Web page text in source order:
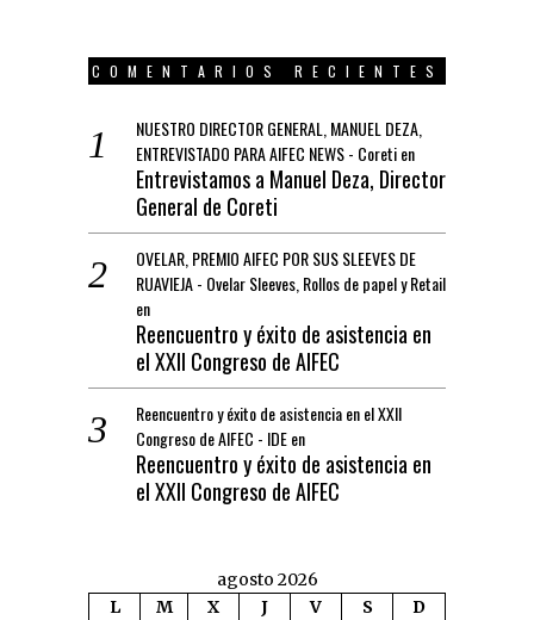
COMENTARIOS RECIENTES
NUESTRO DIRECTOR GENERAL, MANUEL DEZA,
ENTREVISTADO PARA AIFEC NEWS - Coretien
Entrevistamos a Manuel Deza, Director
General de Coreti
OVELAR, PREMIO AIFEC POR SUS SLEEVES DE
RUAVIEJA - Ovelar Sleeves, Rollos de papel y Retail
en
Reencuentro y éxito de asistencia en
el XXII Congreso de AIFEC
Reencuentro y éxito de asistencia en el XXII
Congreso de AIFEC - IDEen
Reencuentro y éxito de asistencia en
el XXII Congreso de AIFEC
agosto 2026
L
M X J V S
D